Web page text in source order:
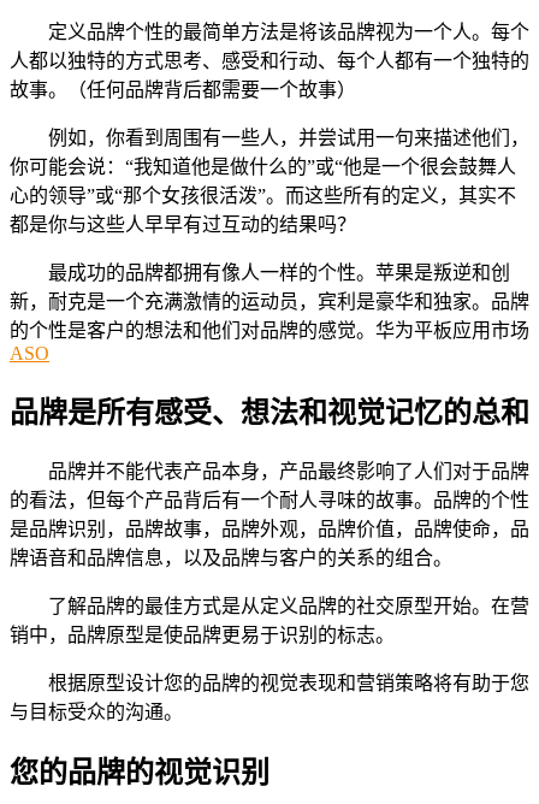
定义品牌个性的最简单方法是将该品牌视为一个人。每个
人都以独特的方式思考、感受和行动、每个人都有一个独特的
故事。（任何品牌背后都需要一个故事）
例如，你看到周围有一些人，并尝试用一句来描述他们，
你可能会说：“我知道他是做什么的”或“他是一个很会鼓舞人
心的领导”或“那个女孩很活泼”。而这些所有的定义，其实不
都是你与这些人早早有过互动的结果吗？
最成功的品牌都拥有像人一样的个性。苹果是叛逆和创
新，耐克是一个充满激情的运动员，宾利是豪华和独家。品牌
的个性是客户的想法和他们对品牌的感觉。华为平板应用市场
ASO
品牌是所有感受、想法和视觉记忆的总和
品牌并不能代表产品本身，产品最终影响了人们对于品牌
的看法，但每个产品背后有一个耐人寻味的故事。品牌的个性
是品牌识别，品牌故事，品牌外观，品牌价值，品牌使命，品
牌语音和品牌信息，以及品牌与客户的关系的组合。
了解品牌的最佳方式是从定义品牌的社交原型开始。在营
销中，品牌原型是使品牌更易于识别的标志。
根据原型设计您的品牌的视觉表现和营销策略将有助于您
与目标受众的沟通。
您的品牌的视觉识别